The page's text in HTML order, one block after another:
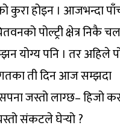
कुरा होइन । आजभन्दा
पोल्ट्री क्षेत्र निकै
योग्य पनि । तर अहिले
ती दिन आज सम्झदा
जस्तो लाग्छ– हिजो
संकटले घेर्‍यो ?